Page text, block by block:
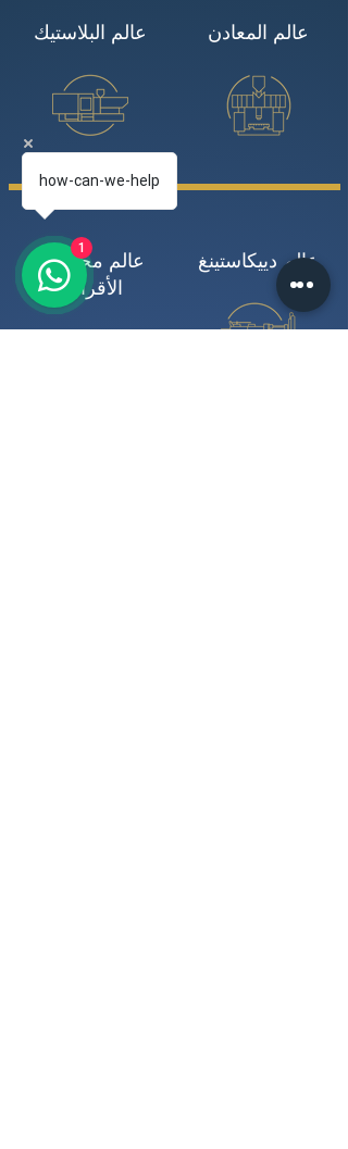
عالم البلاستيك
عالم محركات
الأقراص
عالم المعادن
عالم دييكاستينغ
how-can-we-help
1